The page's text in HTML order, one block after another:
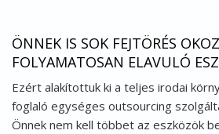
ÖNNEK IS SOK FEJTÖRÉS
FOLYAMATOSAN ELAVULÓ
Ezért alakítottuk ki a teljes irodai
foglaló egységes outsourcing
Önnek nem kell többet az eszközök